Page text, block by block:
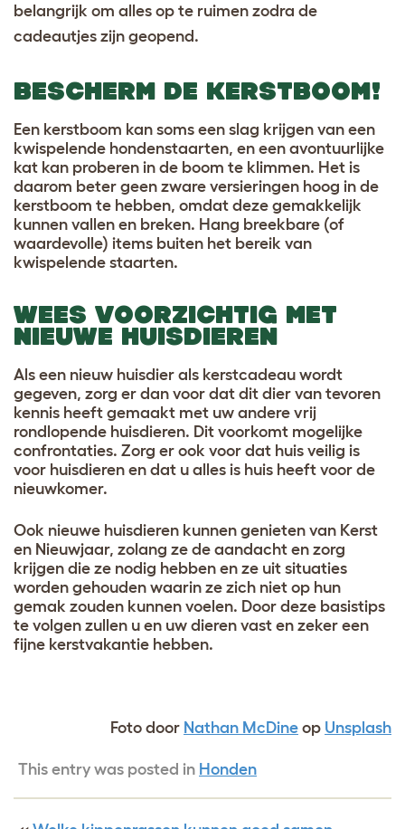
belangrijk om alles op te ruimen zodra de
cadeautjes zijn geopend.
BESCHERM DE KERSTBOOM!
Een kerstboom kan soms een slag krijgen van een
kwispelende hondenstaarten, en een avontuurlijke
kat kan proberen in de boom te klimmen. Het is
daarom beter geen zware versieringen hoog in de
kerstboom te hebben, omdat deze gemakkelijk
kunnen vallen en breken. Hang breekbare (of
waardevolle) items buiten het bereik van
kwispelende staarten.
WEES VOORZICHTIG MET
NIEUWE HUISDIEREN
Als een nieuw huisdier als kerstcadeau wordt
gegeven, zorg er dan voor dat dit dier van tevoren
kennis heeft gemaakt met uw andere vrij
rondlopende huisdieren. Dit voorkomt mogelijke
confrontaties. Zorg er ook voor dat huis veilig is
voor huisdieren en dat u alles is huis heeft voor de
nieuwkomer.
Ook nieuwe huisdieren kunnen genieten van Kerst
en Nieuwjaar, zolang ze de aandacht en zorg
krijgen die ze nodig hebben en ze uit situaties
worden gehouden waarin ze zich niet op hun
gemak zouden kunnen voelen. Door deze basistips
te volgen zullen u en uw dieren vast en zeker een
fijne kerstvakantie hebben.
Foto door Nathan McDine op Unsplash
This entry was posted in Honden